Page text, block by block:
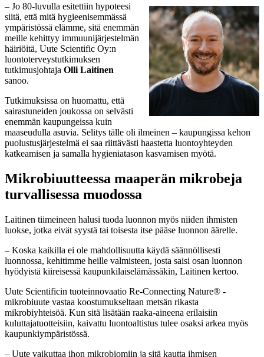
– Jo 80-luvulla esitettiin hypoteesi
siitä, että mitä hygieenisemmässä
ympäristössä elämme, sitä enemmän
meille kehittyy immuunijärjestelmän
häiriöitä, Uute Scientific Oy:n
luontoterveystutkimuksen
tutkimusjohtaja Olli Laitinen
sanoo.
Tutkimuksissa on huomattu, että
sairastuneiden joukossa on selvästi
enemmän kaupungeissa kuin
maaseudulla asuvia. Selitys tälle oli ilmeinen – kaupungissa kehon
puolustusjärjestelmä ei saa riittävästi haastetta luontoyhteyden
katkeamisen ja samalla hygieniatason kasvamisen myötä.
Mikrobiuutteessa maaperän mikrobeja
turvallisessa muodossa
Laitinen tiimeineen halusi tuoda luonnon myös niiden ihmisten
luokse, jotka eivät syystä tai toisesta itse pääse luonnon äärelle.
– Koska kaikilla ei ole mahdollisuutta käydä säännöllisesti
luonnossa, kehitimme heille valmisteen, josta saisi osan luonnon
hyödyistä kiireisessä kaupunkilaiselämässäkin, Laitinen kertoo.
Uute Scientificin tuoteinnovaatio Re-Connecting Nature® -
mikrobiuute vastaa koostumukseltaan metsän rikasta
mikrobiyhteisöä. Kun sitä lisätään raaka-aineena erilaisiin
kuluttajatuotteisiin, kaivattu luontoaltistus tulee osaksi arkea myös
kaupunkiympäristössä.
– Uute vaikuttaa ihon mikrobiomiin ja sitä kautta ihmisen